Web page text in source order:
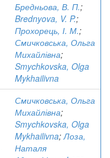
Бредньова, В. П.;
Brednyova, V. P.;
Прохорець, І. М.;
Смичковська, Ольга
Михайлівна;
Smychkovska, Olga
Mykhailivna
Смичковська, Ольга
Михайлівна;
Smychkovska, Olga
Mykhailivna;Лоза,
Наталя